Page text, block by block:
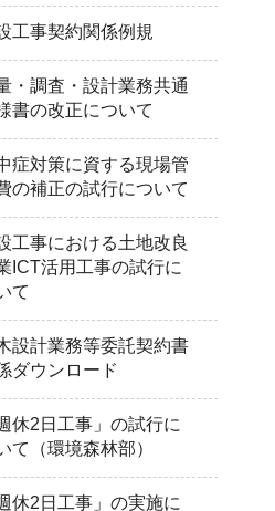
工事契約関係例規
・調査・設計業務共通
書の改正について
症対策に資する現場管
の補正の試行について
工事における土地改良
ICT活用工事の試行に
て
設計業務等委託契約書
ダウンロード
休2日工事」の試行に
て（環境森林部）
休2日工事」の実施に